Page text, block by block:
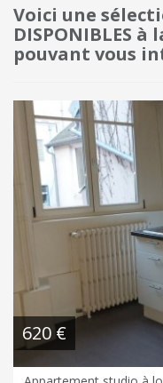
Voici une
DISPONIBLES
pouvant vous
620 €